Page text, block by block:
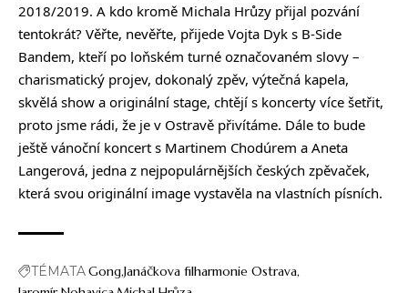
2018/2019. A kdo kromě Michala Hrůzy přijal pozvání
tentokrát? Věřte, nevěřte, přijede Vojta Dyk s B-Side
Bandem, kteří po loňském turné označovaném slovy –
charismatický projev, dokonalý zpěv, výtečná kapela,
skvělá show a originální stage, chtějí s koncerty více šetřit,
proto jsme rádi, že je v Ostravě přivítáme. Dále to bude
ještě vánoční koncert s Martinem Chodúrem a Aneta
Langerová, jedna z nejpopulárnějších českých zpěvaček,
která svou originální image vystavěla na vlastních písních.
TÉMATAGongJanáčkova filharmonie Ostrava